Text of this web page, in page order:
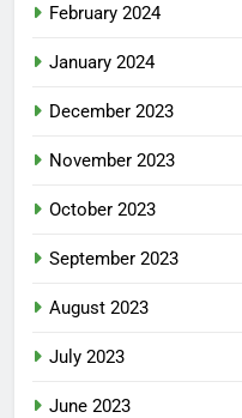
February 2024
January 2024
December 2023
November 2023
October 2023
September 2023
August 2023
July 2023
June 2023